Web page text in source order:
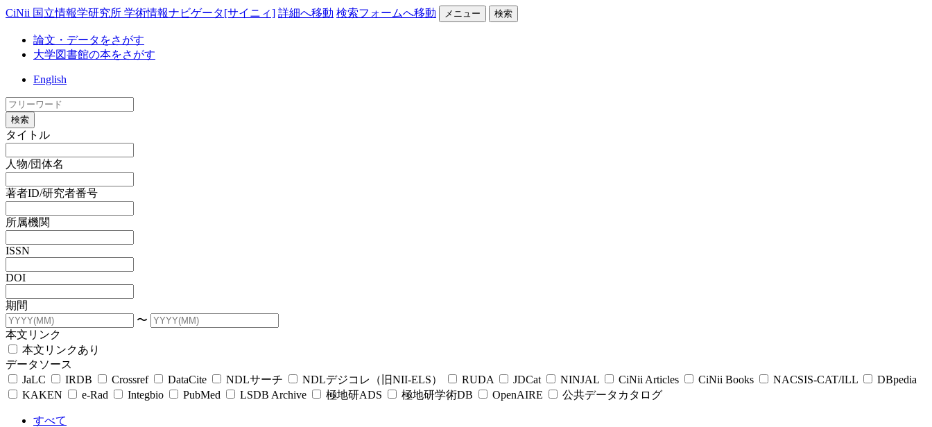
CiNii 国立情報学研究所 学術情報ナビゲータ[サイニィ] 詳細へ移動 検索フォームへ移動 メニュー 検索
論文・データをさがす
大学図書館の本をさがす
English
検索
タイトル
人物/団体名
著者ID/研究者番号
所属機関
ISSN
DOI
期間
〜
本文リンク
本文リンクあり
データソース
JaLC
IRDB Crossref DataCite NDLサーチ NDLデジコレ（旧NII-ELS） RUDA JDCat NINJAL CiNii Articles CiNii Books NACSIS-CAT/ILL
DBpedia
KAKEN
e-Rad Integbio PubMed LSDB Archive 極地研ADS 極地研学術DB OpenAIRE 公共データカタログ
すべて